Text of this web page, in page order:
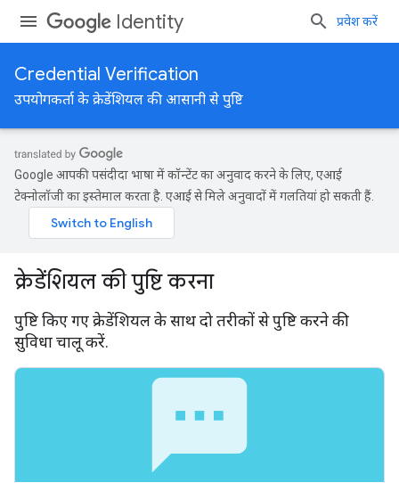
Identity प्रवेश करें
Credential Verification
उपयोगकर्ता के क्रेडेंशियल की आसानी से पुष्टि
Google आपकी पसंदीदा भाषा में कॉन्टेंट का अनुवाद करने के लिए, एआई
टेक्नोलॉजी का इस्तेमाल करता है. एआई से मिले अनुवादों में गलतियां हो सकती हैं.
क्रेडेंशियल की पुष्टि करना
पुष्टि किए गए क्रेडेंशियल के साथ दो तरीकों से पुष्टि करने की
सुविधा चालू करें.
sms